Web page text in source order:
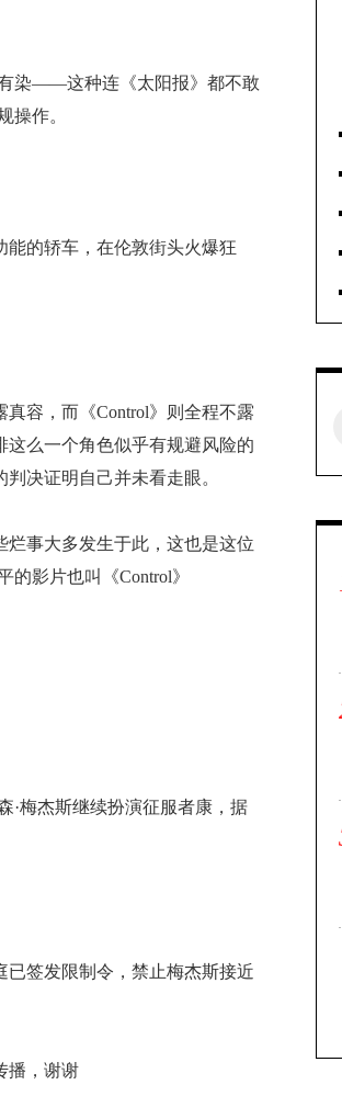
染——这种连《太阳报》都不敢
操作。
能的轿车，在伦敦街头火爆狂
容，而《Control》则全程不露
这么一个角色似乎有规避风险的
决证明自己并未看走眼。
烂事大多发生于此，这也是这位
影片也叫《Control》
·梅杰斯继续扮演征服者康，据
签发限制令，禁止梅杰斯接近
播，谢谢